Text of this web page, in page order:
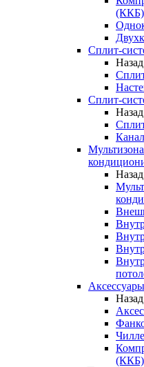
(ККБ)
Сплит-
Назад
Сплит-
Назад
Назад
Аксессуары
Назад
(ККБ)